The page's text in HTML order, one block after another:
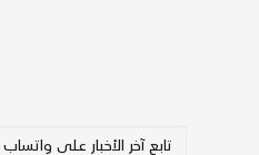
تابع آخر الأخبار على واتساب